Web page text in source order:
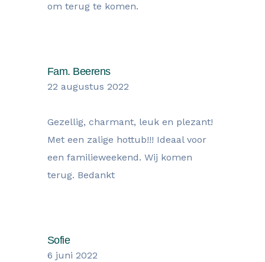
om terug te komen.
Fam. Beerens
22 augustus 2022
Gezellig, charmant, leuk en plezant!
Met een zalige hottub!!! Ideaal voor
een familieweekend. Wij komen
terug. Bedankt
Sofie
6 juni 2022